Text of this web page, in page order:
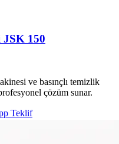
JSK 150
ve basınçlı temizlik
çözüm sunar.
Teklif